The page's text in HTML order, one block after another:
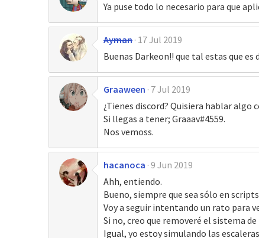
Ya puse todo lo necesario para que
Ayman 17 Jul 2019
Buenas Darkeon!! que tal estas que es
Graaween 7 Jul 2019
¿Tienes discord? Quisiera hablar algo
Si llegas a tener; Graaav#4559.
Nos vemoss.
hacanoca 9 Jun 2019
Ahh, entiendo.
Bueno, siempre que sea sólo en
Voy a seguir intentando un rato para
Si no, creo que removeré el sistema de
Igual, yo estoy simulando las